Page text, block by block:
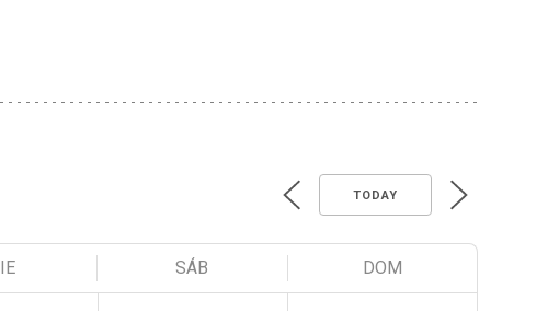
TODAY
SÁB DOM